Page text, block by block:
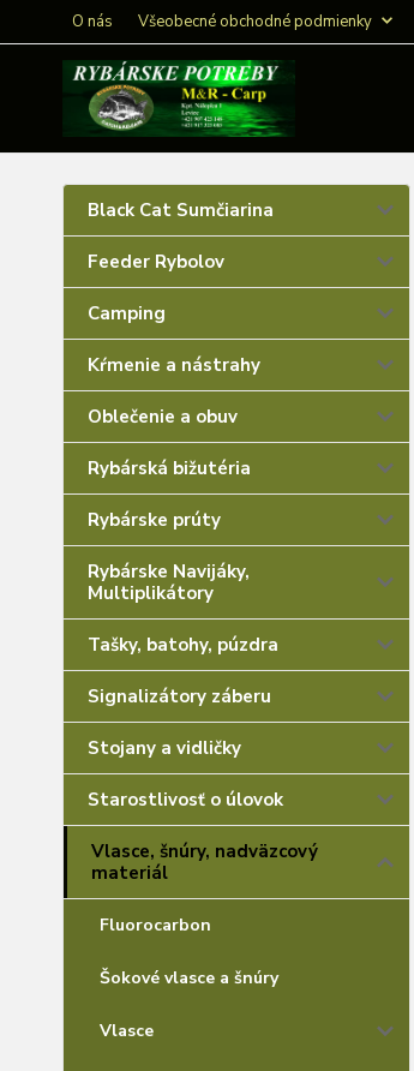
O nás Všeobecné obchodné podmienky
Black Cat Sumčiarina
Feeder Rybolov
Camping
Kŕmenie a nástrahy
Oblečenie a obuv
Rybárská bižutéria
Rybárske prúty
Rybárske Navijáky,
Multiplikátory
Tašky, batohy, púzdra
Signalizátory záberu
Stojany a vidličky
Starostlivosť o úlovok
Vlasce, šnúry, nadväzcový
materiál
Fluorocarbon
Šokové vlasce a šnúry
Vlasce